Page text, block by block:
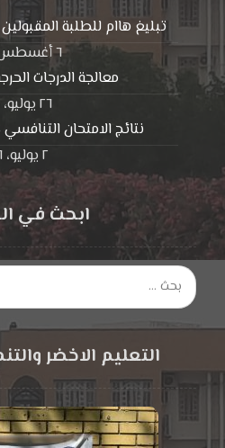
تبليغ هاام للطلبة المقبولين
٦ أغسطس، ٢٠٢٦
معالجة الدرجات
٢٦ يوليو، ٢٠٢٦
نتائج الامتحان التنافسي كلية
٢ يوليو، ٢٠٢٦
ابحث في
التعليم الاخضر